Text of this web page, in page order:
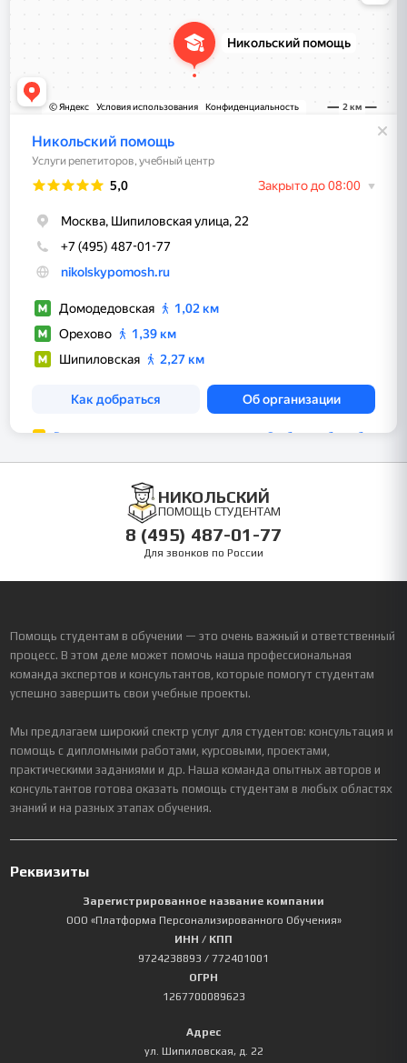
НИКОЛЬСКИЙ
ПОМОЩЬ СТУДЕНТАМ
8 (495) 487-01-77
Для звонков по России
Помощь студентам в обучении — это очень важный и ответственный
процесс. В этом деле может помочь наша профессиональная
команда экспертов и консультантов, которые помогут студентам
успешно завершить свои учебные проекты.
Мы предлагаем широкий спектр услуг для студентов: консультация и
помощь с дипломными работами, курсовыми, проектами,
практическими заданиями и др. Наша команда опытных авторов и
консультантов готова оказать помощь студентам в любых областях
знаний и на разных этапах обучения.
Реквизиты
Зарегистрированное название компании
ООО «Платформа Персонализированного Обучения»
ИНН / КПП
9724238893 / 772401001
ОГРН
1267700089623
Адрес
ул. Шипиловская, д. 22